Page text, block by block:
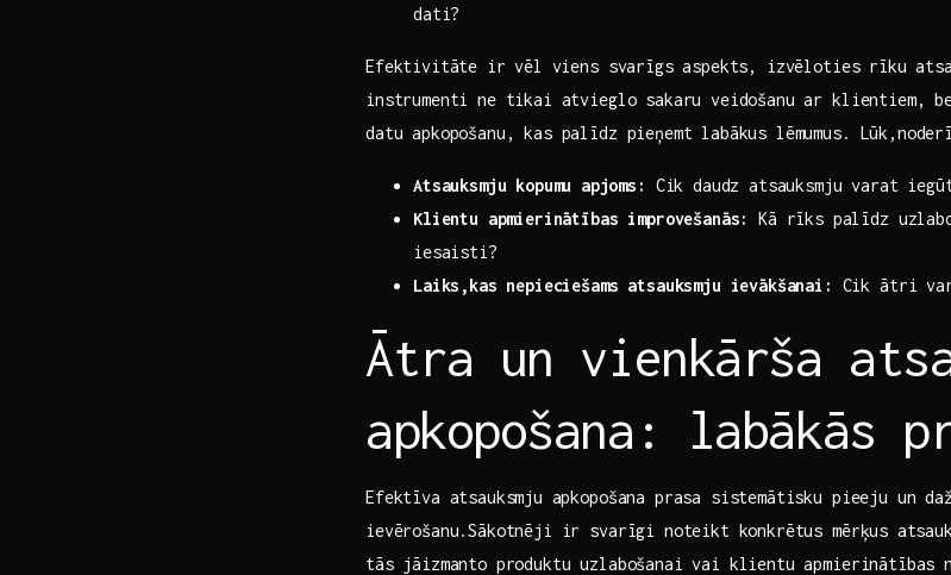
dati?
Efektivitāte ir vēl ⁢viens svarīgs aspekts, izvēloties rīku
instrumenti ne tikai atvieglo sakaru veidošanu‍ ar klientiem,
datu apkopošanu, kas palīdz pieņemt labākus lēmumus.
Atsauksmju kopumu⁢ apjoms:
Cik daudz atsauksmju varat
Klientu apmierinātības improvešanās:
Kā rīks palīdz
iesaisti?
‍Laiks,kas nepieciešams atsauksmju ievākšanai:
Cik ātri
Ātra un vienkārša
apkopošana: labākās
Efektīva atsauksmju⁣ apkopošana prasa sistemātisku‌ pieeju un
ievērošanu.Sākotnēji ir‍ svarīgi noteikt konkrētus mērķus⁣
tās jāizmanto produktu uzlabošanai vai klientu apmierinātības